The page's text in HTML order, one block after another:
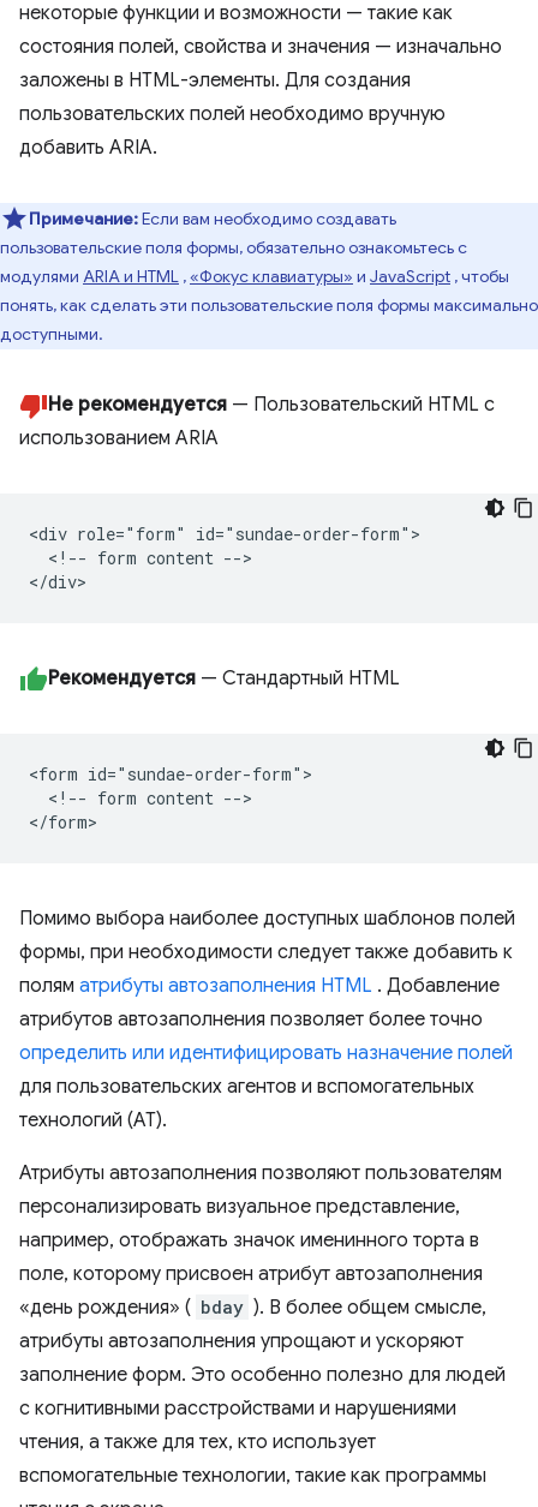
некоторые функции и возможности — такие как
состояния полей, свойства и значения — изначально
заложены в HTML-элементы. Для создания
пользовательских полей необходимо вручную
добавить ARIA.
Примечание:Если вам необходимо создавать
пользовательские поля формы, обязательно ознакомьтесь с
модулями ARIA и HTML ,«Фокус клавиатуры» и JavaScript , чтобы
понять, как сделать эти пользовательские поля формы максимально
доступными.
Не рекомендуется — Пользовательский HTML с
использованием ARIA
<div role="form" id="sundae-order-form">
  <!-- form content -->
Рекомендуется — Стандартный HTML
<form id="sundae-order-form">
  <!-- form content -->
Помимо выбора наиболее доступных шаблонов полей
формы, при необходимости следует также добавить к
полям атрибуты автозаполнения HTML . Добавление
атрибутов автозаполнения позволяет более точно
определить или идентифицировать назначение полей
для пользовательских агентов и вспомогательных
технологий (АТ).
Атрибуты автозаполнения позволяют пользователям
персонализировать визуальное представление,
например, отображать значок именинного торта в
поле, которому присвоен атрибут автозаполнения
«день рождения» ( bday ). В более общем смысле,
атрибуты автозаполнения упрощают и ускоряют
заполнение форм. Это особенно полезно для людей
с когнитивными расстройствами и нарушениями
чтения, а также для тех, кто использует
вспомогательные технологии, такие как программы